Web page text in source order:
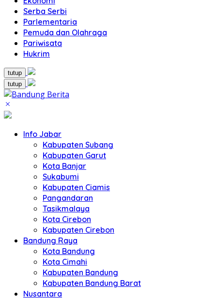
Serba Serbi
Parlementaria
Pemuda dan Olahraga
Pariwisata
Hukrim
tutup
tutup
Info Jabar
Kabupaten Subang
Kabupaten Garut
Kota Banjar
Sukabumi
Kabupaten Ciamis
Pangandaran
Tasikmalaya
Kota Cirebon
Kabupaten Cirebon
Bandung Raya
Kota Bandung
Kota Cimahi
Kabupaten Bandung
Kabupaten Bandung Barat
Nusantara